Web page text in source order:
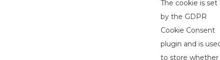
The cookie is set
by the GDPR
Cookie Consent
plugin and is
to store whether